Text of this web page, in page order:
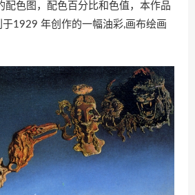
配色图，配色百分比和色值，本作品
于1929 年创作的一幅油彩,画布绘画